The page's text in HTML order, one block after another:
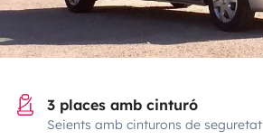
3 places amb cinturó
Seients amb cinturons de seguretat